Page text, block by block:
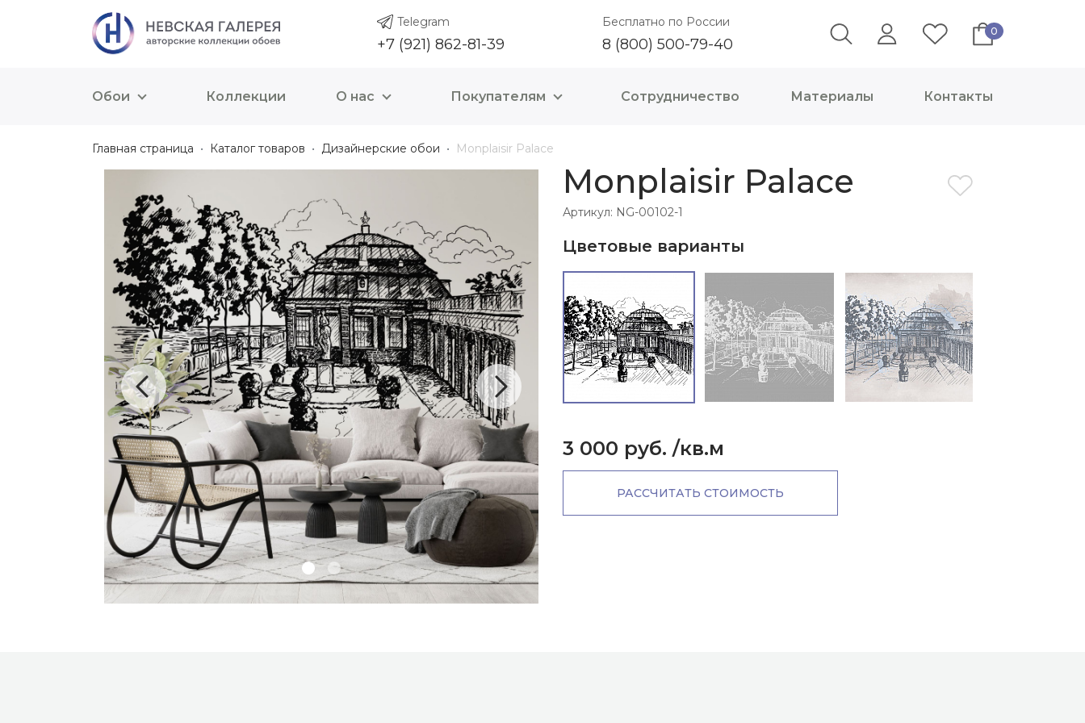
Telegram
+7 (921) 862-81-39
Бесплатно по России
8 (800) 500-79-40
0
Обои Коллекции О нас Покупателям Сотрудничество Материалы Контакты
Главная страница Каталог товаров Дизайнерские обои Monplaisir Palace
Monplaisir Palace
Артикул: NG-00102-1
Цветовые варианты
3 000 руб. /кв.м
РАССЧИТАТЬ СТОИМОСТЬ